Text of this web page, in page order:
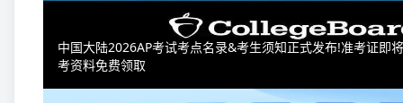
中国大陆2026AP考试考点名录&考生须知正式发布!准考证即
考资料免费领取